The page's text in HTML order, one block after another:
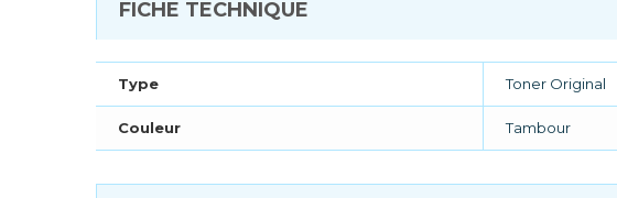
FICHE TECHNIQUE
Type Toner Original
Couleur Tambour